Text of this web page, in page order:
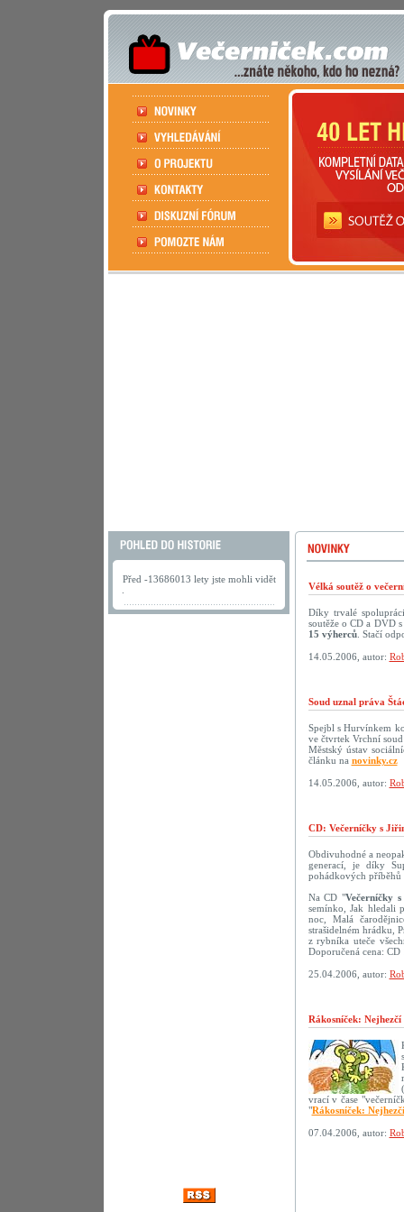
Před -13686013 lety jste mohli vidět
Vélká soutěž o
Díky trvalé
soutěže o CD a DVD
15 výherců. Stačí
14.05.2006, autor:
Soud uznal práva
Spejbl s Hurvínkem
ve čtvrtek Vrchní
Městský ústav
článku na novinky.cz
14.05.2006, autor:
CD: Večerníčky s
Obdivuhodné a
generací, je díky
pohádkových příběhů
Na CD "Večerníčky
semínko, Jak hledali
noc, Malá
strašidelném hrádku,
z rybníka uteče
Doporučená cena:
25.04.2006, autor:
Rákosníček:
vrací v čase
"Rákosníček:
07.04.2006, autor: